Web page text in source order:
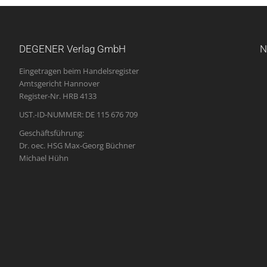
DEGENER Verlag GmbH
Eingetragen beim Handelsregister
Amtsgericht Hannover
Register-Nr. HRB 4133
UST.-ID-NUMMER: DE 115 676 709
Geschäftsführung:
Dr. oec. HSG Max-Georg Büchner
Michael Hühn